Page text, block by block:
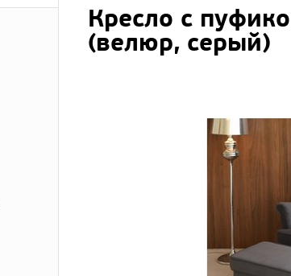
Кресло с
(велюр, серый)